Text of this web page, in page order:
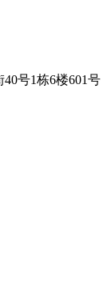
号1栋6楼601号